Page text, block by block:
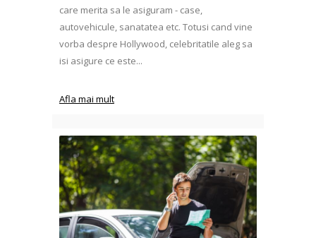
care merita sa le asiguram - case,
autovehicule, sanatatea etc. Totusi cand vine
vorba despre Hollywood, celebritatile aleg sa
isi asigure ce este...
Afla mai mult